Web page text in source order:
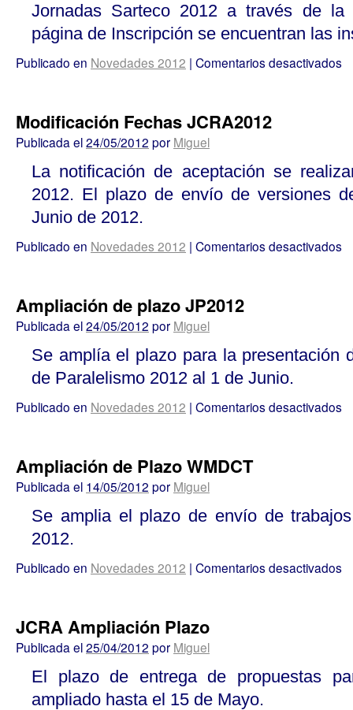
Jornadas Sarteco 2012 a través de
página de Inscripción se encuentran las
Publicado en Novedades 2012 | Comentarios desactivados
Modificación Fechas JCRA2012
Publicada el24/05/2012 por Miguel
La notificación de aceptación se
2012. El plazo de envío de versiones
Junio de 2012.
Publicado en Novedades 2012 | Comentarios desactivados
Ampliación de plazo JP2012
Publicada el24/05/2012 por Miguel
Se amplía el plazo para la presentación
de Paralelismo 2012 al 1 de Junio.
Publicado en Novedades 2012 | Comentarios desactivados
Ampliación de Plazo WMDCT
Publicada el 14/05/2012 por Miguel
Se amplia el plazo de envío de
2012.
Publicado en Novedades 2012 | Comentarios desactivados
JCRA Ampliación Plazo
Publicada el25/04/2012 por Miguel
El plazo de entrega de propuestas
ampliado hasta el 15 de Mayo.